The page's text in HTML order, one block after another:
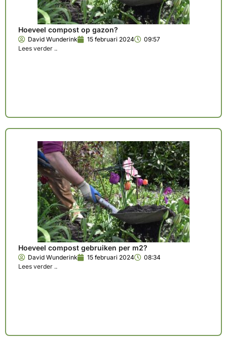
Hoeveel compost op gazon?
David Wunderink 15 februari 2024
09:57
Lees verder ..
Hoeveel compost gebruiken per m2?
David Wunderink 15 februari 2024
08:34
Lees verder ..